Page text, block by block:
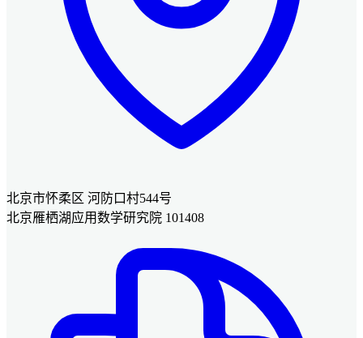
北京市怀柔区 河防口村544号
北京雁栖湖应用数学研究院 101408